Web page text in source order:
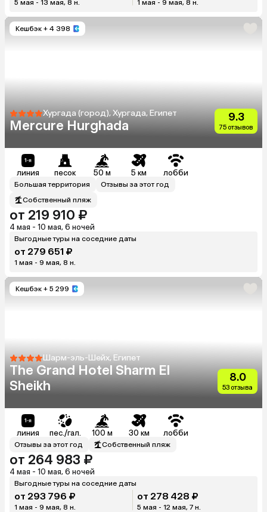
5 мая - 13 мая, 8 н. 1 мая - 9 мая, 8 н.
Кешбэк + 4 398
Хургада (город), Хургада, Египет
Mercure Hurghada
9.3
75 отзывов
линия песок 50 м 5 км лобби
Большая территория
Отзывы за этот год
Собственный пляж
от 219 910 ₽
4 мая - 10 мая, 6 ночей
Выгодные туры на соседние даты
от 279 651 ₽
1 мая - 9 мая, 8 н.
Кешбэк + 5 299
Шарм-эль-Шейх, Египет
The Grand Hotel Sharm El
Sheikh
8.0
53 отзыва
линия пес./гал. 100 м 30 км лобби
Отзывы за этот год Собственный пляж
от 264 983 ₽
4 мая - 10 мая, 6 ночей
Выгодные туры на соседние даты
от 293 796 ₽
1 мая - 9 мая, 8 н.
от 278 428 ₽
5 мая - 12 мая, 7 н.